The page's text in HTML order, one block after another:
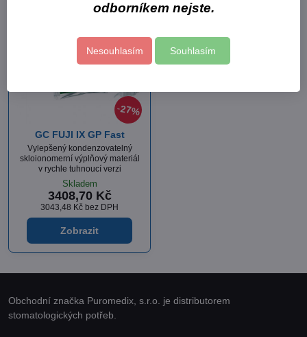
27%
GC FUJI IX GP Fast
Vylepšený kondenzovatelný
skloionomerní výplňový materiál
v rychle tuhnoucí verzi
Skladem
3408,70 Kč
3043,48 Kč bez DPH
Zobrazit
Obchodní značka Puromedix, s.r.o. je distributorem
stomatologických potřeb.
odborníkem nejste.
Nesouhlasím Souhlasím